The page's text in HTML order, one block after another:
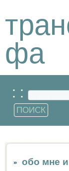
фа
: :
обо мне